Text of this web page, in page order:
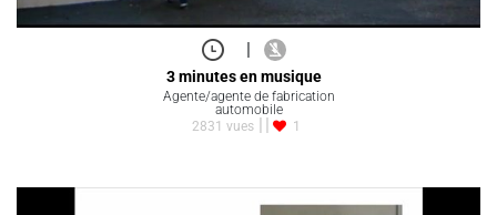
|
3 minutes en musique
Agente/agente de fabrication
automobile
2831 vues
1